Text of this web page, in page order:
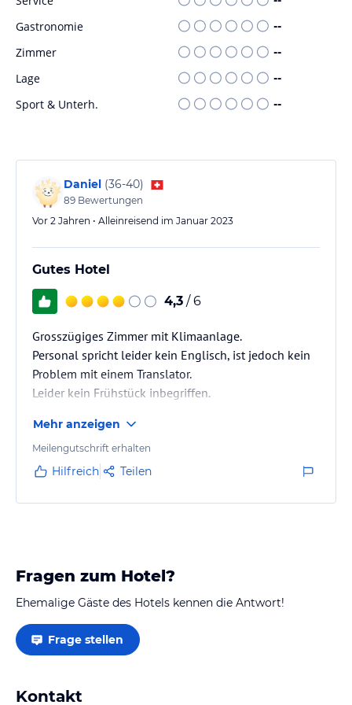
Angaben ohne Gewähr. Bitte lies vor der Buchung die
des jeweiligen Veranstalters.
Gastronomie --
Zimmer --
Lage --
Sport & Unterh. --
Daniel (36-40)
89 Bewertungen
Vor 2 Jahren • Alleinreisend im Januar 2023
Gutes Hotel
4,3 / 6
Grosszügiges Zimmer mit Klimaanlage.
Personal spricht leider kein Englisch, ist jedoch kein
Problem mit einem Translator.
Leider kein Frühstück inbegriffen.
Mehr anzeigen
Meilengutschrift erhalten
Hilfreich Teilen
Fragen zum Hotel?
Ehemalige Gäste des Hotels kennen die Antwort!
Frage stellen
Kontakt